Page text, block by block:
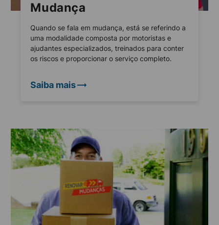
Mudança
Quando se fala em mudança, está se referindo a
uma modalidade composta por motoristas e
ajudantes especializados, treinados para conter
os riscos e proporcionar o serviço completo.
Saiba mais